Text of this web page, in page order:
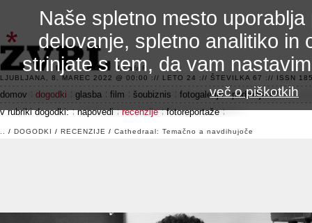
3.2 alfa R
LJUBLJANA, 8. MAREC 2022 @ 00:00 :// LETO 24 :// ŠTEVILKA 67 :// ISSN
domov dogodki glasba film šoubiznis fotogalerije
področje 42
v rubriki dogodki:
napovedi recenzije fotoreportaže
/ DOGODKI / RECENZIJE / Cathedraal: Temačno a navdihujoče
Naše spletno mesto
delovanje, spletno analitiko in
strinjate s tem, da vam
več o piškotkih